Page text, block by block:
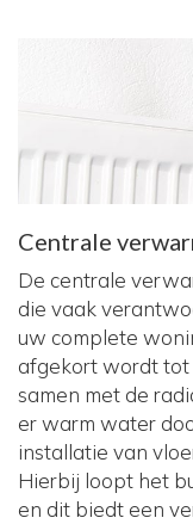
Centrale
De centrale
die vaak
uw complete
afgekort wordt tot
samen met de
er warm water
installatie van
Hierbij loopt het
en dit biedt een